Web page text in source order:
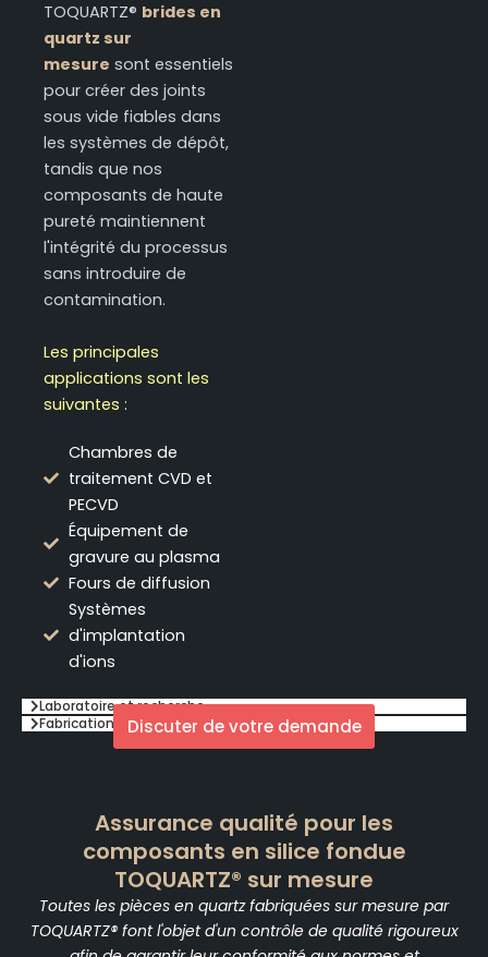
Laboratoire et recherche
Fabrication de panneaux photovoltaïques
TOQUARTZ® brides en
quartz sur
mesure sont essentiels
pour créer des joints
sous vide fiables dans
les systèmes de dépôt,
tandis que nos
composants de haute
pureté maintiennent
l'intégrité du processus
sans introduire de
contamination.
Les principales
applications sont les
suivantes :
Chambres de
traitement CVD et
PECVD
Équipement de
gravure au plasma
Fours de diffusion
Systèmes
d'implantation
d'ions
Discuter de votre demande
Assurance qualité pour les
composants en silice fondue
TOQUARTZ® sur mesure
Toutes les pièces en quartz fabriquées sur mesure par
TOQUARTZ® font l'objet d'un contrôle de qualité rigoureux